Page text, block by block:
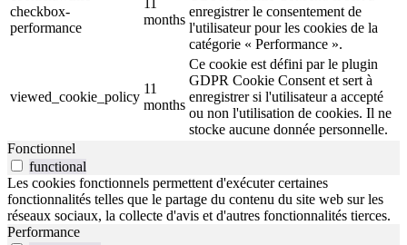
checkbox-
performance
months
enregistrer le consentement de
l'utilisateur pour les cookies de la
catégorie « Performance ».
viewed_cookie_policy
11
months
Ce cookie est défini par le plugin
GDPR Cookie Consent et sert à
enregistrer si l'utilisateur a accepté
ou non l'utilisation de cookies. Il ne
stocke aucune donnée personnelle.
Fonctionnel
functional
Les cookies fonctionnels permettent d'exécuter certaines
fonctionnalités telles que le partage du contenu du site web sur les
réseaux sociaux, la collecte d'avis et d'autres fonctionnalités tierces.
Performance